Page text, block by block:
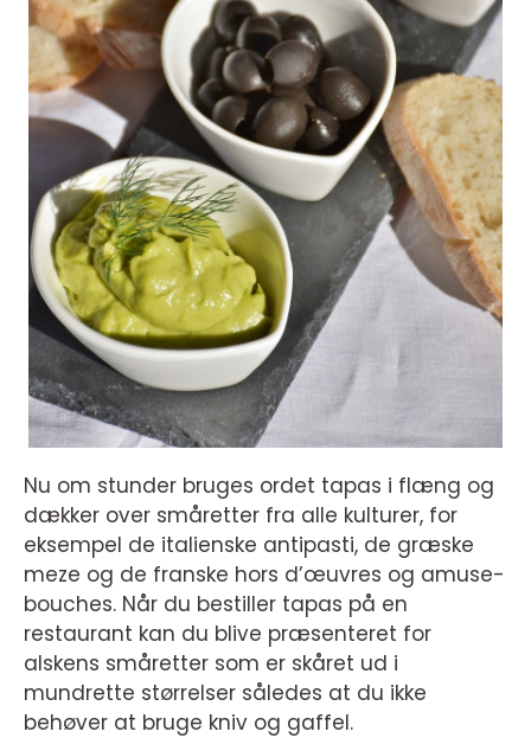
Nu om stunder bruges ordet tapas i flæng og
dækker over småretter fra alle kulturer, for
eksempel de italienske antipasti, de græske
meze og de franske hors d’œuvres og amuse-
bouches. Når du bestiller tapas på en
restaurant kan du blive præsenteret for
alskens småretter som er skåret ud i
mundrette størrelser således at du ikke
behøver at bruge kniv og gaffel.